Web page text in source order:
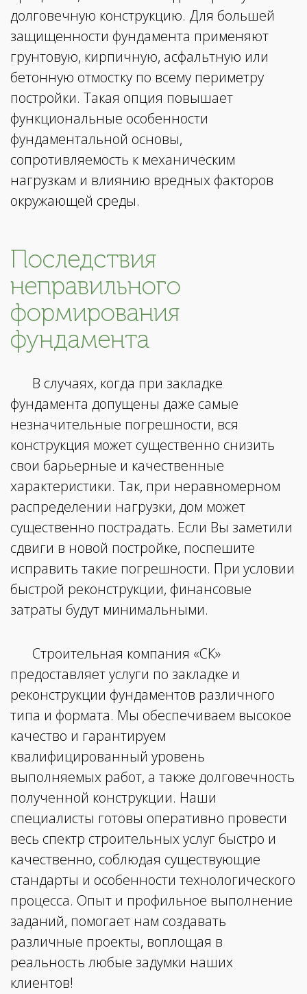
долговечную конструкцию. Для большей
защищенности фундамента применяют
грунтовую, кирпичную, асфальтную или
бетонную отмостку по всему периметру
постройки. Такая опция повышает
функциональные особенности
фундаментальной основы,
сопротивляемость к механическим
нагрузкам и влиянию вредных факторов
окружающей среды.
Последствия
неправильного
формирования
фундамента
В случаях, когда при закладке
фундамента допущены даже самые
незначительные погрешности, вся
конструкция может существенно снизить
свои барьерные и качественные
характеристики. Так, при неравномерном
распределении нагрузки, дом может
существенно пострадать. Если Вы заметили
сдвиги в новой постройке, поспешите
исправить такие погрешности. При условии
быстрой реконструкции, финансовые
затраты будут минимальными.
Строительная компания «СК»
предоставляет услуги по закладке и
реконструкции фундаментов различного
типа и формата. Мы обеспечиваем высокое
качество и гарантируем
квалифицированный уровень
выполняемых работ, а также долговечность
полученной конструкции. Наши
специалисты готовы оперативно провести
весь спектр строительных услуг быстро и
качественно, соблюдая существующие
стандарты и особенности технологического
процесса. Опыт и профильное выполнение
заданий, помогает нам создавать
различные проекты, воплощая в
реальность любые задумки наших
клиентов!